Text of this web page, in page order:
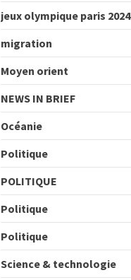
jeux olympique paris 2024
migration
Moyen orient
NEWS IN BRIEF
Océanie
Politique
POLITIQUE
Politique
Politique
Science & technologie